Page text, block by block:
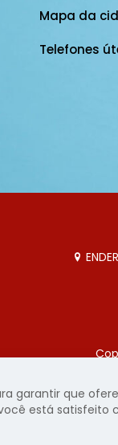
Mapa da
Telefones
garantir que
está satisfeito